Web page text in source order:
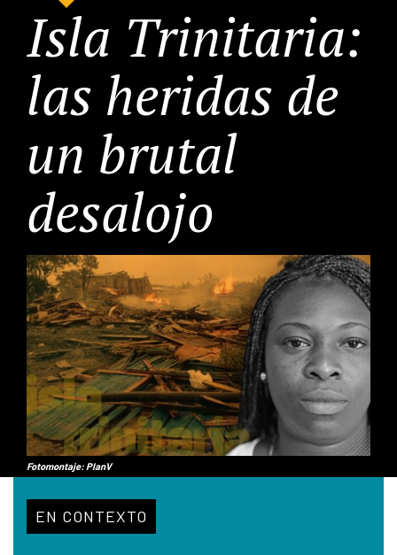
Isla Trinitaria:
las heridas de
un brutal
desalojo
Fotomontaje: PlanV
EN CONTEXTO